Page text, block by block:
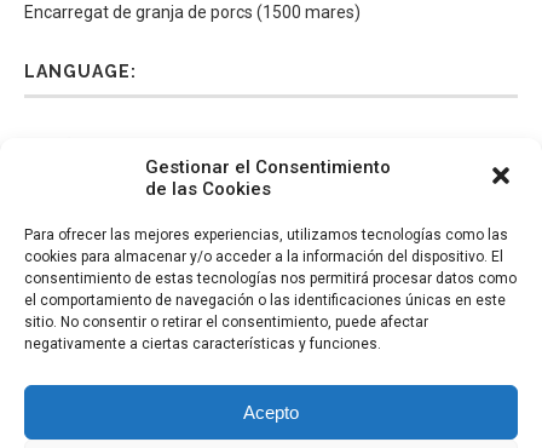
Gestionar el Consentimiento
de las Cookies
Para ofrecer las mejores experiencias, utilizamos tecnologías como las
cookies para almacenar y/o acceder a la información del dispositivo. El
consentimiento de estas tecnologías nos permitirá procesar datos como
el comportamiento de navegación o las identificaciones únicas en este
sitio. No consentir o retirar el consentimiento, puede afectar
negativamente a ciertas características y funciones.
Acepto
Encarregat de granja de porcs (1500 mares)
LANGUAGE: